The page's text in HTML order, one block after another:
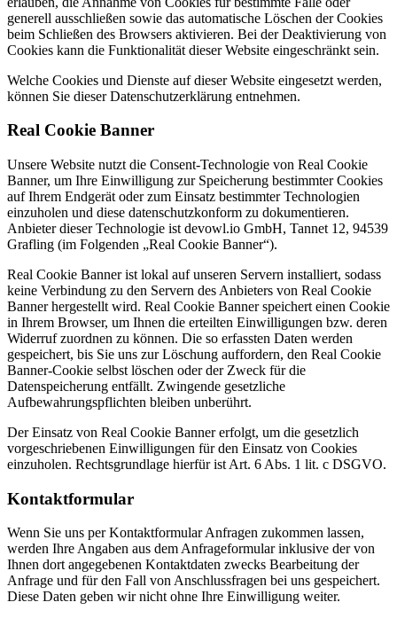
generell ausschließen sowie das automatische Löschen der Cookies
beim Schließen des Browsers aktivieren. Bei der Deaktivierung von
Cookies kann die Funktionalität dieser Website eingeschränkt sein.
Welche Cookies und Dienste auf dieser Website eingesetzt werden,
können Sie dieser Datenschutzerklärung entnehmen.
Real Cookie Banner
Unsere Website nutzt die Consent-Technologie von Real Cookie
Banner, um Ihre Einwilligung zur Speicherung bestimmter Cookies
auf Ihrem Endgerät oder zum Einsatz bestimmter Technologien
einzuholen und diese datenschutzkonform zu dokumentieren.
Anbieter dieser Technologie ist devowl.io GmbH, Tannet 12, 94539
Grafling (im Folgenden „Real Cookie Banner“).
Real Cookie Banner ist lokal auf unseren Servern installiert, sodass
keine Verbindung zu den Servern des Anbieters von Real Cookie
Banner hergestellt wird. Real Cookie Banner speichert einen Cookie
in Ihrem Browser, um Ihnen die erteilten Einwilligungen bzw. deren
Widerruf zuordnen zu können. Die so erfassten Daten werden
gespeichert, bis Sie uns zur Löschung auffordern, den Real Cookie
Banner-Cookie selbst löschen oder der Zweck für die
Datenspeicherung entfällt. Zwingende gesetzliche
Aufbewahrungspflichten bleiben unberührt.
Der Einsatz von Real Cookie Banner erfolgt, um die gesetzlich
vorgeschriebenen Einwilligungen für den Einsatz von Cookies
einzuholen. Rechtsgrundlage hierfür ist Art. 6 Abs. 1 lit. c DSGVO.
Kontaktformular
Wenn Sie uns per Kontaktformular Anfragen zukommen lassen,
werden Ihre Angaben aus dem Anfrageformular inklusive der von
Ihnen dort angegebenen Kontaktdaten zwecks Bearbeitung der
Anfrage und für den Fall von Anschlussfragen bei uns gespeichert.
Diese Daten geben wir nicht ohne Ihre Einwilligung weiter.